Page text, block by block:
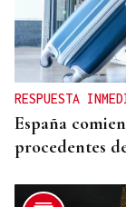
CANEDO
Un herido en
entrada a las
RESPUESTA
España
procedentes